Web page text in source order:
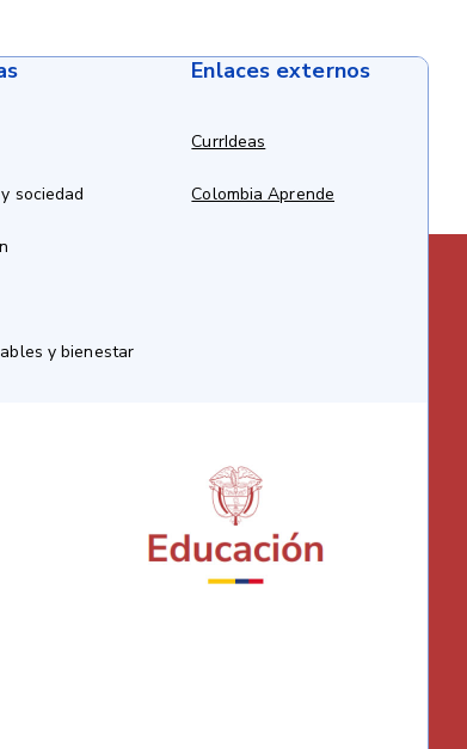
sociedad
y bienestar
Enlaces externos
CurrIdeas
Colombia Aprende